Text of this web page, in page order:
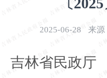
2025-06-28 来源
吉林省民政厅